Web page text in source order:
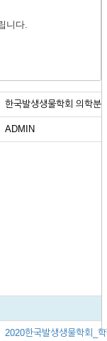
대회에
한국발생생물학회 의학분
ADMIN
2020한국발생생물학회_
니다.